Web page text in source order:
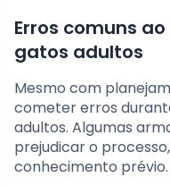
Erros comuns
gatos adultos
Mesmo com
cometer erros
adultos. Algumas
prejudicar o
conhecimento prévio.